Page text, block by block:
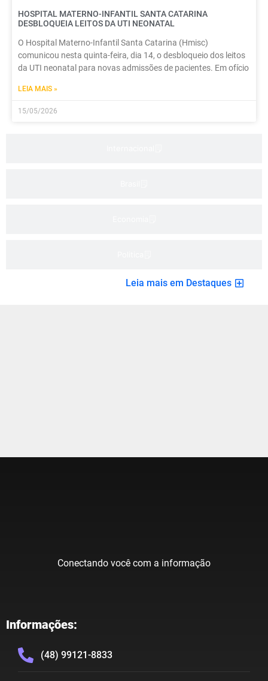
HOSPITAL MATERNO-INFANTIL SANTA CATARINA
DESBLOQUEIA LEITOS DA UTI NEONATAL
O Hospital Materno-Infantil Santa Catarina (Hmisc)
comunicou nesta quinta-feira, dia 14, o desbloqueio dos leitos
da UTI neonatal para novas admissões de pacientes. Em ofício
LEIA MAIS »
15/05/2026
Leia mais em Destaques
Conectando você com a informação
Informações:
(48) 99121-8833